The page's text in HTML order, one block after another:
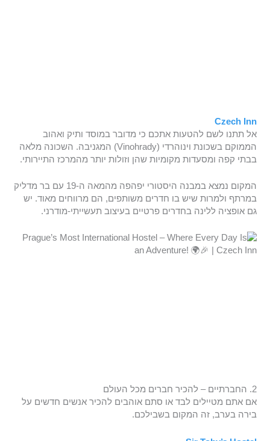
Czech Inn
אל תתנו לשם להטעות אתכם כי מדובר במוסד ותיק ואהוב
הממוקם בשכונת וינוהרדי (Vinohrady) המגניבה. השכונה מלאה
בבתי קפה ומסעדות מקומיות שהן וזולות יותר מהמרכז התיירותי.
המקום נמצא במבנה היסטורי יפהפה מהמאה ה-19 עם בר מדליק
במרתף ולמרות שיש בו חדרים משותפים, הם מרווחים מאוד. יש
גם אופציה ללינה בחדרים פרטיים בעיצוב תעשייתי-מודרני.
2. החברתיים – להכיר חברים מכל העולם
אם אתם מטיילים לבד או סתם אוהבים להכיר אנשים חדשים על
בירה בערב, זה המקום בשבילכם.